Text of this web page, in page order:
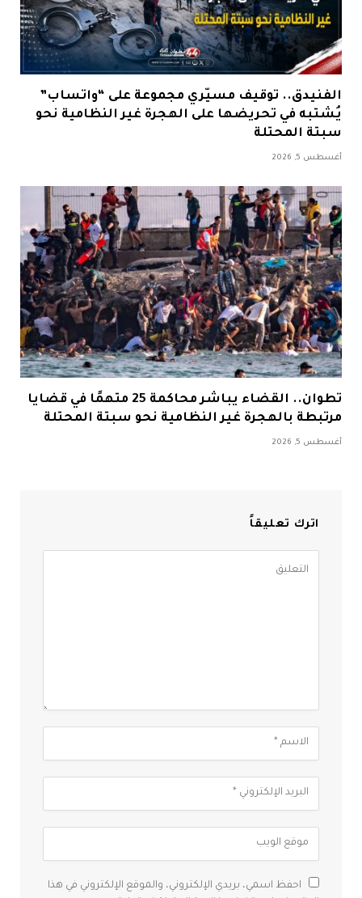
الفنيدق.. توقيف مسيّري مجموعة على “واتساب”
يُشتبه في تحريضها على الهجرة غير النظامية نحو
سبتة المحتلة
أغسطس 5, 2026
تطوان.. القضاء يباشر محاكمة 25 متهمًا في قضايا
مرتبطة بالهجرة غير النظامية نحو سبتة المحتلة
أغسطس 5, 2026
اترك تعليقاً
احفظ اسمي، بريدي الإلكتروني، والموقع الإلكتروني في هذا